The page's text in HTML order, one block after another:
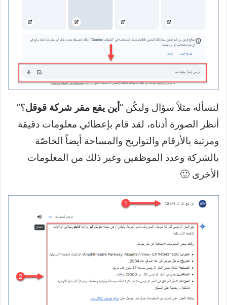
لنسأله مثلاً سؤال وليكُن “ أين يقع مقر شركة قوقل؟”
أنظر الصورة أدناه، لقد قام بإعطائي معلومات دقيقة
ومرتبة بالأرقام والتواريخ والمساحة أيضاً الخاصّة
بالشركة وعدد الموظفين وغير ذلك من المعلومات
الأخرى 🙂